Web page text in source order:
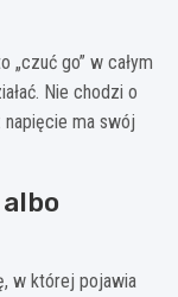
go” w całym
Nie chodzi o
ma swój
w której pojawia